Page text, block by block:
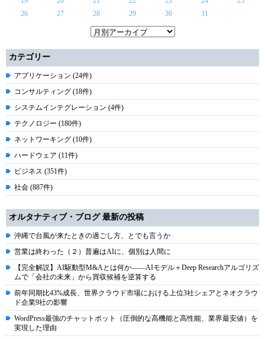
26
27 28 29 30 31
カテゴリー
アプリケーション (24件)
コンサルティング (18件)
システムインテグレーション (4件)
テクノロジー (180件)
ネットワーキング (10件)
ハードウェア (11件)
ビジネス (351件)
社会 (887件)
オルタナティブ・ブログ 最新の投稿
沖縄で台風が来たときの過ごし方、とでも言うか
営業は終わった（２）普遍はAIに、個別は人間に
【完全解説】AI駆動型M&Aとは何か――AIモデル＋Deep Researchアルゴリズ
ムで「会社の未来」から買収候補を逆算する
前年同期比43%成長、世界クラウド市場における上位3社シェアとネオクラウ
ド企業9社の影響
WordPress最強のチャットボット（圧倒的な高機能と高性能、業界最安値）を
実現した理由